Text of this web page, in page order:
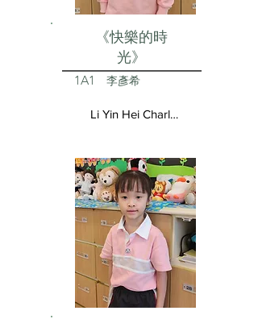
《快樂的時
光》
1A1 李彥希
Li Yin Hei Charlotte